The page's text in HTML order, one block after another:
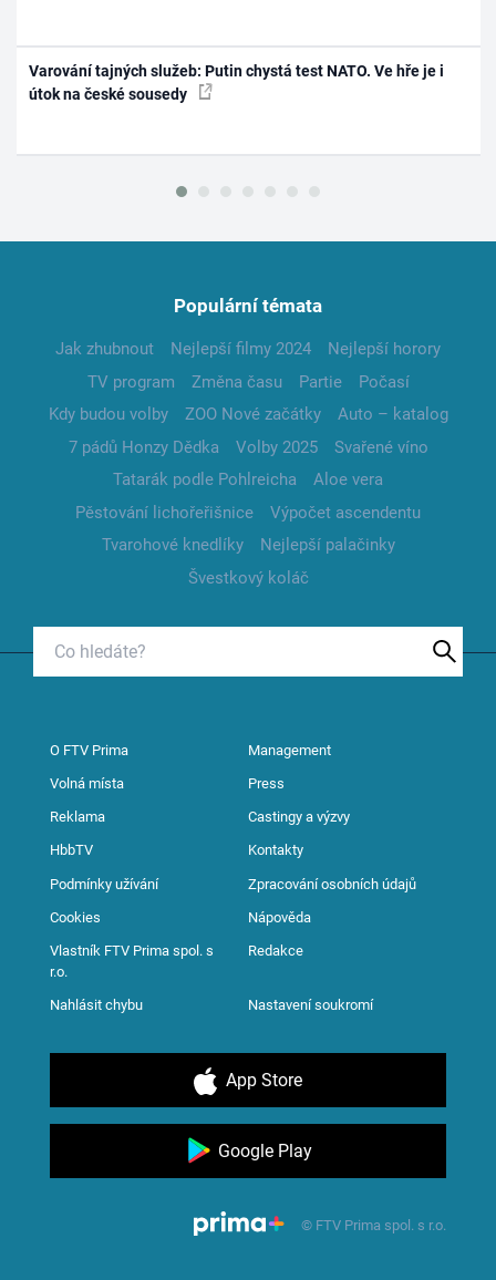
Varování tajných služeb: Putin chystá test NATO. Ve hře je i
útok na české sousedy
Populární témata
Jak zhubnout Nejlepší filmy 2024
Nejlepší horory
TV program
Změna času Partie
Počasí
Kdy budou volby
ZOO Nové začátky
Auto – katalog
7 pádů Honzy Dědka
Volby 2025
Svařené víno
Tatarák podle Pohlreicha
Aloe vera
Pěstování lichořeřišnice
Výpočet ascendentu
Tvarohové knedlíky
Nejlepší palačinky
Švestkový koláč
O FTV Prima Management
Volná místa Press
Reklama Castingy a výzvy
HbbTV Kontakty
Podmínky užívání Zpracování osobních údajů
Cookies Nápověda
Vlastník FTV Prima spol. s
r.o.
Redakce
Nahlásit chybu Nastavení soukromí
App Store
Google Play
© FTV Prima spol. s r.o.